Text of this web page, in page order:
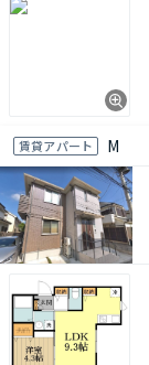
賃貸アパート M